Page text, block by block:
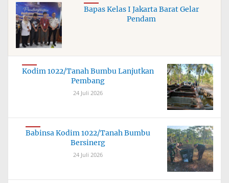
Bapas Kelas I Jakarta Barat Gelar
Pendam
Kodim 1022/Tanah Bumbu Lanjutkan
Pembang
24 Juli 2026
Babinsa Kodim 1022/Tanah Bumbu
Bersinerg
24 Juli 2026